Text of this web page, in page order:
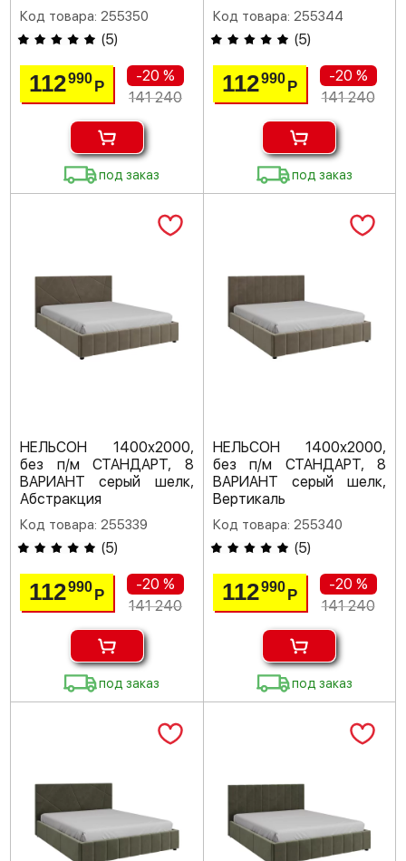
Код товара: 255350
(5)
112990Р
-20 %
141 240
под заказ
Код товара: 255344
(5)
112990 Р
-20 %
141 240
под заказ
НЕЛЬСОН 1400х2000,
без п/м СТАНДАРТ, 8
ВАРИАНТ серый шелк,
Абстракция
Код товара: 255339
(5)
112990Р
-20 %
141 240
под заказ
НЕЛЬСОН 1400х2000,
без п/м СТАНДАРТ, 8
ВАРИАНТ серый шелк,
Вертикаль
Код товара: 255340
(5)
112990 Р
-20 %
141 240
под заказ